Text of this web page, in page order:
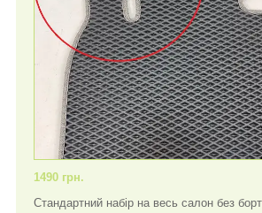
1490 грн.
Стандартний набір на весь салон без